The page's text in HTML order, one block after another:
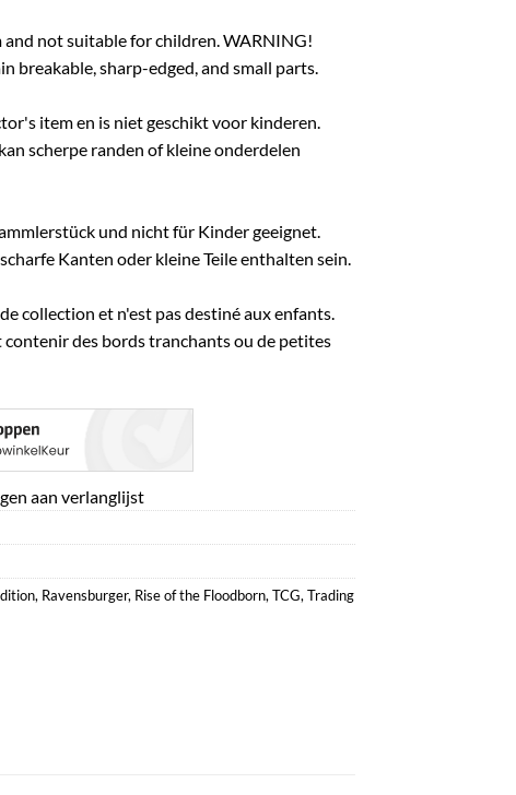
not suitable for children. WARNING!
breakable, sharp-edged, and small parts.
item en is niet geschikt voor kinderen.
scherpe randen of kleine onderdelen
und nicht für Kinder geeignet.
Kanten oder kleine Teile enthalten sein.
collection et n'est pas destiné aux enfants.
des bords tranchants ou de petites
aan verlanglijst
, Ravensburger, Rise of the Floodborn, TCG, Trading